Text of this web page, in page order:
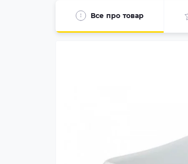
Все про товар